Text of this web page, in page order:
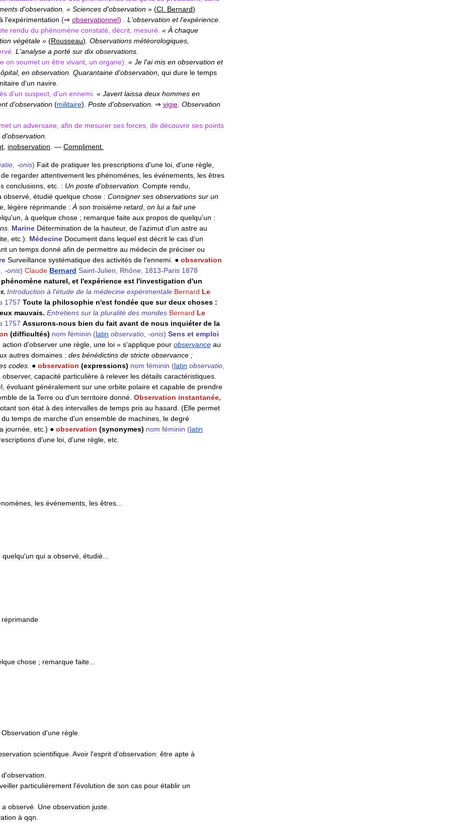
d'observation . « Sciences d'observation » (Cl Bernard)
l'expérimentation (⇒ observationnel) L 'observation et l'expérience
rendu du phénomène constaté décrit mesuré « À chaque
végétale » (Rousseau) Observations météorologiques
L 'analyse a porté sur dix observations
on soumet un être vivant un organe). « Je l'ai mis en observation et
, en observation Quarantaine d'observation qui dure le temps
d'un navire
d'un suspect d'un ennemi « Javert laissa deux hommes en
d'observation (militaire). Poste d'observation ⇒ vigie Observation
un adversaire afin de mesurer ses forces de découvrir ses points
d'observation
inobservation . — Compliment
-onis) Fait de pratiquer les prescriptions d'une loi d'une règle
de regarder attentivement les phénomènes les événements les êtres
conclusions etc : Un poste d'observation Compte rendu
observé étudié quelque chose : Consigner ses observations sur un
légère réprimande : À son troisième retard on lui a fait une
'un à quelque chose ; remarque faite aux propos de quelqu'un :
Marine Détermination de la hauteur, de l'azimut d'un astre au
etc .). Médecine Document dans lequel est décrit le cas d'un
un temps donné afin de permettre au médecin de préciser ou
Surveillance systématique des activités de l'ennemi ● observation
-onis) Claude Bernard Saint-Julien Rhône 1813-Paris 1878
phénomène naturel, et l'expérience est l'investigation d'un
. Introduction à l'étude de la médecine expérimentale Bernard Le
1757 Toute la philosophie n'est fondée que sur deux choses :
mauvais. Entretiens sur la pluralité des mondes Bernard Le
1757 Assurons-nous bien du fait avant de nous inquiéter de la
(difficultés) nom féminin (latin observatio -onis) Sens et emploi
action d'observer une règle une loi » s'applique pour observance au
autres domaines : des bénédictins de stricte observance ;
codes ● observation (expressions) nom féminin (latin observatio
observer, capacité particulière à relever les détails caractéristiques
évoluant généralement sur une orbite polaire et capable de prendre
de la Terre ou d'un territoire donné Observation instantanée,
son état à des intervalles de temps pris au hasard . (Elle permet
du temps de marche d'un ensemble de machines le degré
journée etc .) ● observation (synonymes) nom féminin (latin
d'une loi d'une règle etc
les événements les êtres
quelqu'un qui a observé étudié
réprimande
chose ; remarque faite
Observation d'une règle
scientifique Avoir l'esprit d'observation: être apte à
d'observation
particulièrement l'évolution de son cas pour établir un
a observé Une observation juste
à qqn